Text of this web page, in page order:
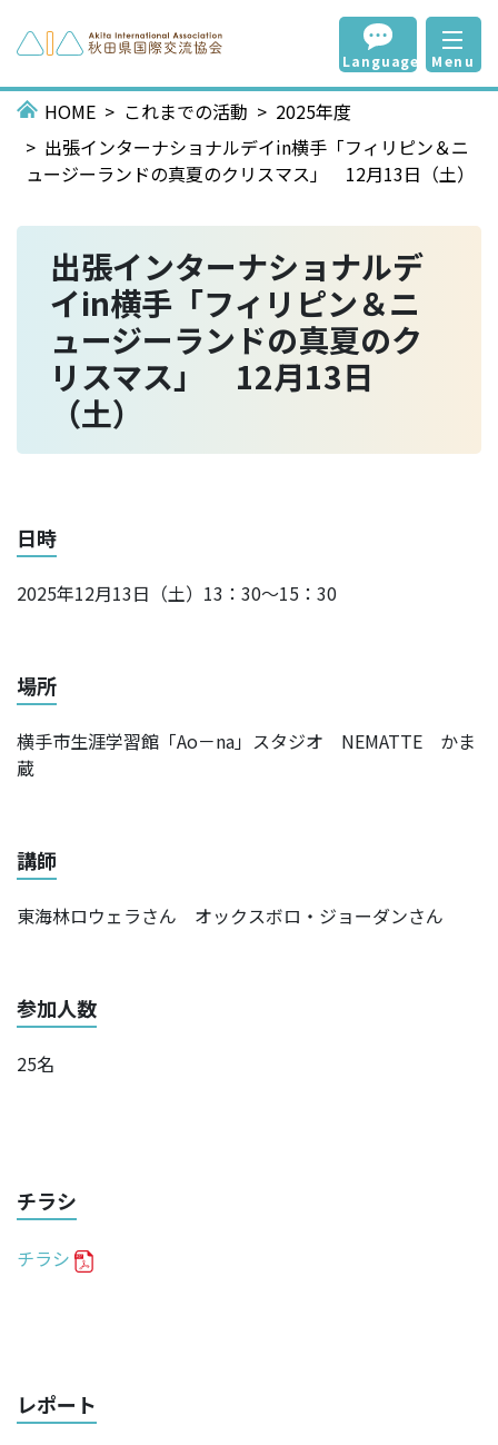
Language Menu
HOME これまでの活動
2025年度
出張インターナショナルデイin横手「フィリピン＆ニ
ュージーランドの真夏のクリスマス」 12月13日（土）
出張インターナショナルデ
イin横手「フィリピン＆ニ
ュージーランドの真夏のク
リスマス」 12月13日
（土）
日時
2025年12月13日（土）13：30～15：30
場所
横手市生涯学習館「Ao－na」スタジオ NEMATTE かま
蔵
講師
東海林ロウェラさん オックスボロ・ジョーダンさん
参加人数
25名
チラシ
チラシ
レポート